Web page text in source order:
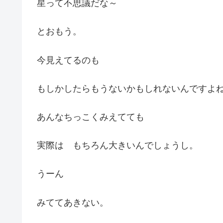
星って不思議だな～
とおもう。
今見えてるのも
もしかしたらもうないかもしれないんですよ
あんなちっこくみえてても
実際は もちろん大きいんでしょうし。
うーん
みててあきない。